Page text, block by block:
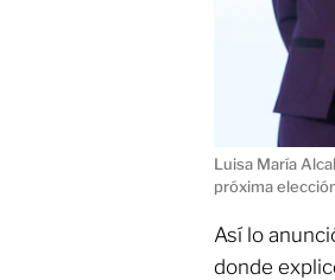
Luisa María
próxima
Así lo
donde